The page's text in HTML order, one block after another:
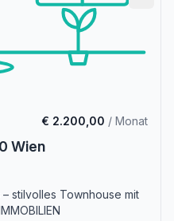
€ 2.200,00 / Monat
Wien
stilvolles Townhouse mit